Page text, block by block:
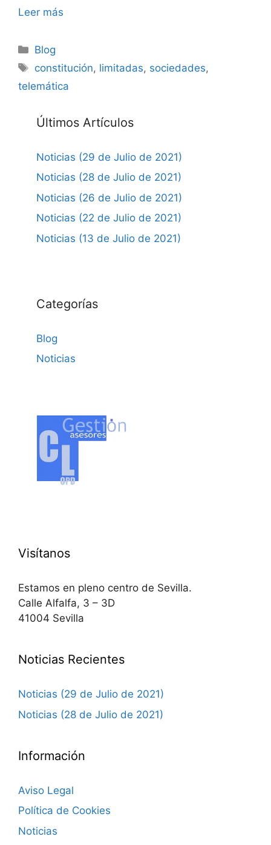
Leer más
Categorías
Blog
Etiquetas
constitución, limitadas, sociedades,
telemática
Últimos Artículos
Noticias (29 de Julio de 2021)
Noticias (28 de Julio de 2021)
Noticias (26 de Julio de 2021)
Noticias (22 de Julio de 2021)
Noticias (13 de Julio de 2021)
Categorías
Blog
Noticias
Visítanos
Estamos en pleno centro de Sevilla.
Calle Alfalfa, 3 – 3D
41004 Sevilla
Noticias Recientes
Noticias (29 de Julio de 2021)
Noticias (28 de Julio de 2021)
Información
Aviso Legal
Política de Cookies
Noticias